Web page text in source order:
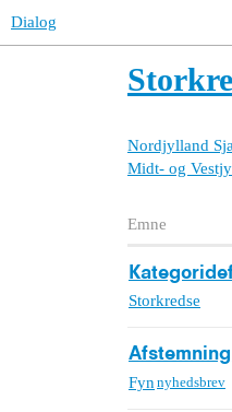
Dialog
Nordjylland
Midt- og
Emne
Storkredse
Fyn nyhedsbrev